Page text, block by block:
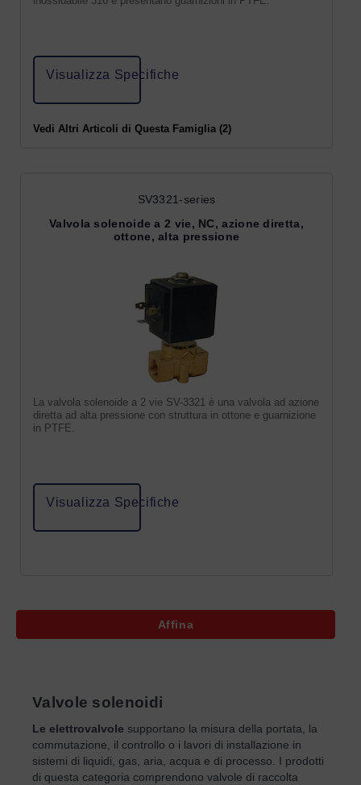
Visualizza Specifiche
Vedi Altri Articoli di Questa Famiglia (2)
SV3321-series
Valvola solenoide a 2 vie, NC, azione diretta,
ottone, alta pressione
La valvola solenoide a 2 vie SV-3321 è una valvola ad azione
diretta ad alta pressione con struttura in ottone e guarnizione
in PTFE.
Visualizza Specifiche
Affina
Valvole solenoidi
Le elettrovalvole supportano la misura della portata, la
commutazione, il controllo o i lavori di installazione in
sistemi di liquidi, gas, aria, acqua e di processo. I prodotti
di questa categoria comprendono valvole di raccolta